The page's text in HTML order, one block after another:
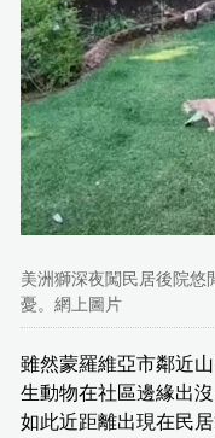
美洲獅深夜闖民居後院悠
憂。網上圖片
雖然蒙羅維亞市鄰近
生動物在社區邊緣出
如此近距離出現在民